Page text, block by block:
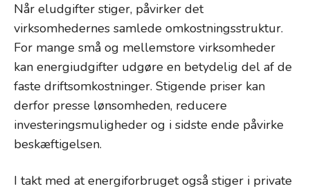
Når eludgifter stiger, påvirker det
virksomhedernes samlede omkostningsstruktur.
For mange små og mellemstore virksomheder
kan energiudgifter udgøre en betydelig del af de
faste driftsomkostninger. Stigende priser kan
derfor presse lønsomheden, reducere
investeringsmuligheder og i sidste ende påvirke
beskæftigelsen.
I takt med at energiforbruget også stiger i private